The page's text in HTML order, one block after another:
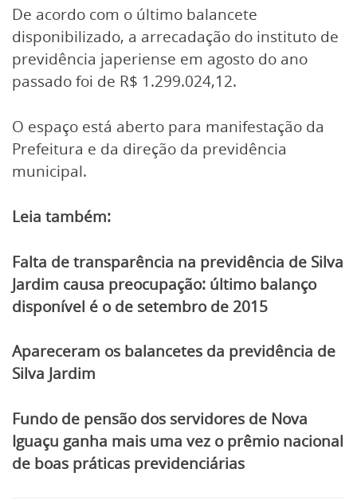
De acordo com o último balancete
disponibilizado, a arrecadação do instituto de
previdência japeriense em agosto do ano
passado foi de R$ 1.299.024,12.
O espaço está aberto para manifestação da
Prefeitura e da direção da previdência
municipal.
Leia também:
Falta de transparência na previdência de Silva
Jardim causa preocupação: último balanço
disponível é o de setembro de 2015
Apareceram os balancetes da previdência de
Silva Jardim
Fundo de pensão dos servidores de Nova
Iguaçu ganha mais uma vez o prêmio nacional
de boas práticas previdenciárias